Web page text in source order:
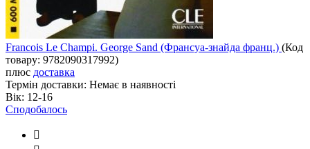
Francois Le Champi. George Sand (Франсуа-знайда франц.) (Код
товару: 9782090317992)
плюс доставка
Термін доставки: Немає в наявності
Вік: 12-16
Сподобалось